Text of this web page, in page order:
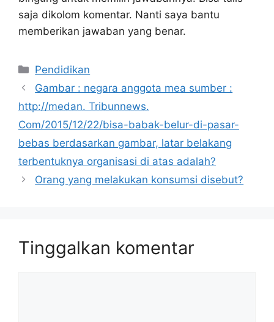
saja dikolom komentar. Nanti saya bantu
memberikan jawaban yang benar.
Kategori
Pendidikan
Gambar : negara anggota mea sumber :
http://medan. Tribunnews.
Com/2015/12/22/bisa-babak-belur-di-pasar-
bebas berdasarkan gambar, latar belakang
terbentuknya organisasi di atas adalah?
Orang yang melakukan konsumsi disebut?
Tinggalkan komentar